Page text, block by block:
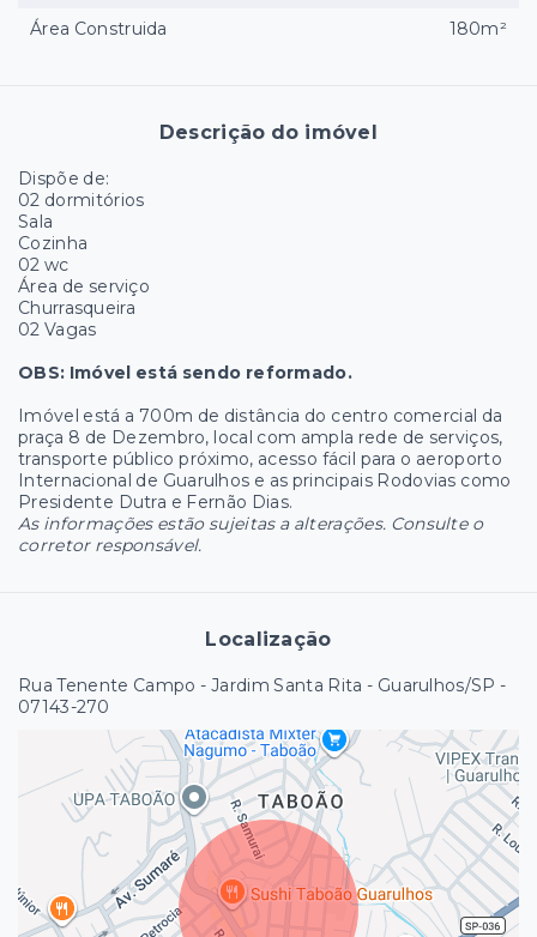
Descrição do imóvel
Dispõe de:
02 dormitórios
Sala
Cozinha
02 wc
Área de serviço
Churrasqueira
02 Vagas
OBS: Imóvel está sendo reformado.
Imóvel está a 700m de distância do centro comercial da
praça 8 de Dezembro, local com ampla rede de serviços,
transporte público próximo, acesso fácil para o aeroporto
Internacional de Guarulhos e as principais Rodovias como
Presidente Dutra e Fernão Dias.
As informações estão sujeitas a alterações. Consulte o
corretor responsável.
Localização
Rua Tenente Campo - Jardim Santa Rita - Guarulhos/SP -
07143-270
Área Construida
180m²